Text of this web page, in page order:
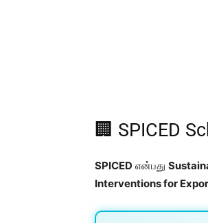
🏢 SPICED
SPICED என்பது
Interventions for